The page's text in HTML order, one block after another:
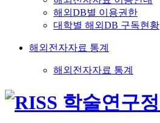
해외DB별 이용권한
대학별 해외DB 구독현황
해외전자자료 통계
해외전자자료 통계